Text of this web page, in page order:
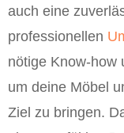
auch eine
professionellen
nötige Know-how
um deine Möbel
Ziel zu bringen.